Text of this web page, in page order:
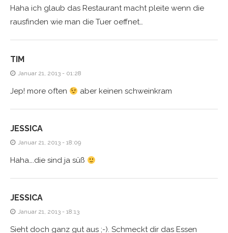
Haha ich glaub das Restaurant macht pleite wenn die
rausfinden wie man die Tuer oeffnet…
TIM
Januar 21, 2013 - 01:28
Jep! more often aber keinen schweinkram
JESSICA
Januar 21, 2013 - 18:09
Haha….die sind ja süß
JESSICA
Januar 21, 2013 - 18:13
Sieht doch ganz gut aus ;-). Schmeckt dir das Essen